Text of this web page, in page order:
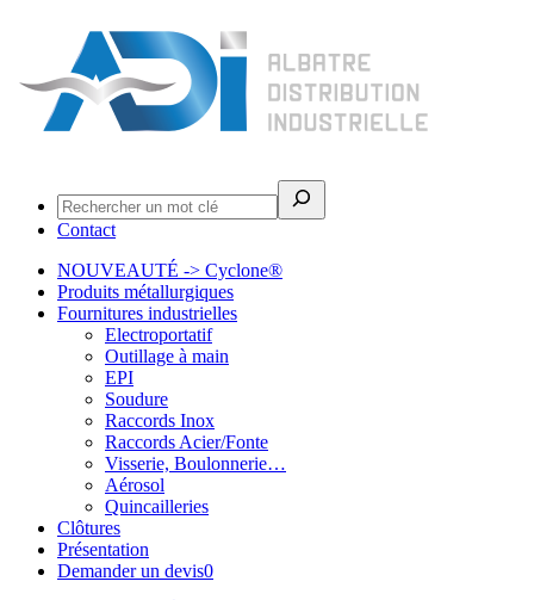
Contact
NOUVEAUTÉ -> Cyclone®
Produits métallurgiques
Fournitures industrielles
Electroportatif
Outillage à main
EPI
Soudure
Raccords Inox
Raccords Acier/Fonte
Visserie, Boulonnerie…
Aérosol
Quincailleries
Clôtures
Présentation
Demander un devis0